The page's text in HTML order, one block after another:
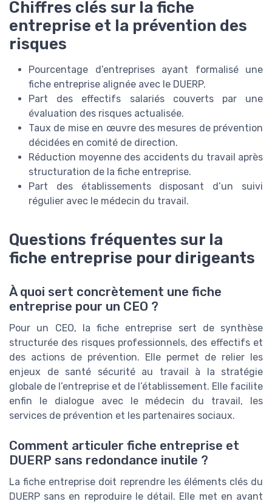
Chiffres clés sur la fiche
entreprise et la prévention des
risques
Pourcentage d’entreprises ayant formalisé une
fiche entreprise alignée avec le DUERP.
Part des effectifs salariés couverts par une
évaluation des risques actualisée.
Taux de mise en œuvre des mesures de prévention
décidées en comité de direction.
Réduction moyenne des accidents du travail après
structuration de la fiche entreprise.
Part des établissements disposant d’un suivi
régulier avec le médecin du travail.
Questions fréquentes sur la
fiche entreprise pour dirigeants
À quoi sert concrètement une fiche
entreprise pour un CEO ?
Pour un CEO, la fiche entreprise sert de synthèse
structurée des risques professionnels, des effectifs et
des actions de prévention. Elle permet de relier les
enjeux de santé sécurité au travail à la stratégie
globale de l’entreprise et de l’établissement. Elle facilite
enfin le dialogue avec le médecin du travail, les
services de prévention et les partenaires sociaux.
Comment articuler fiche entreprise et
DUERP sans redondance inutile ?
La fiche entreprise doit reprendre les éléments clés du
DUERP sans en reproduire le détail. Elle met en avant